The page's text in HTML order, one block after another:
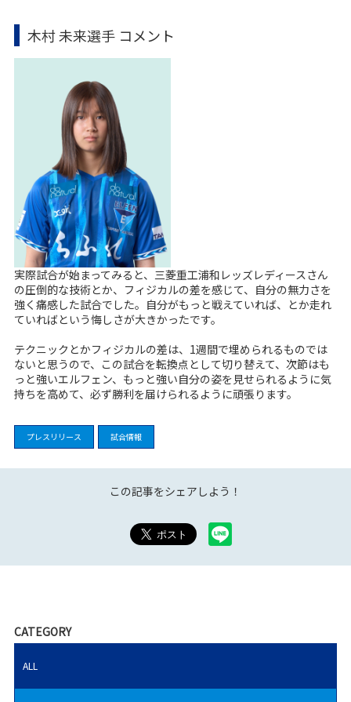
木村 未来選手 コメント
実際試合が始まってみると、三菱重工浦和レッズレディースさん
の圧倒的な技術とか、フィジカルの差を感じて、自分の無力さを
強く痛感した試合でした。自分がもっと戦えていれば、とか走れ
ていればという悔しさが大きかったです。
テクニックとかフィジカルの差は、1週間で埋められるものでは
ないと思うので、この試合を転換点として切り替えて、次節はも
っと強いエルフェン、もっと強い自分の姿を見せられるように気
持ちを高めて、必ず勝利を届けられるように頑張ります。
プレスリリース 試合情報
この記事をシェアしよう！
CATEGORY
ALL